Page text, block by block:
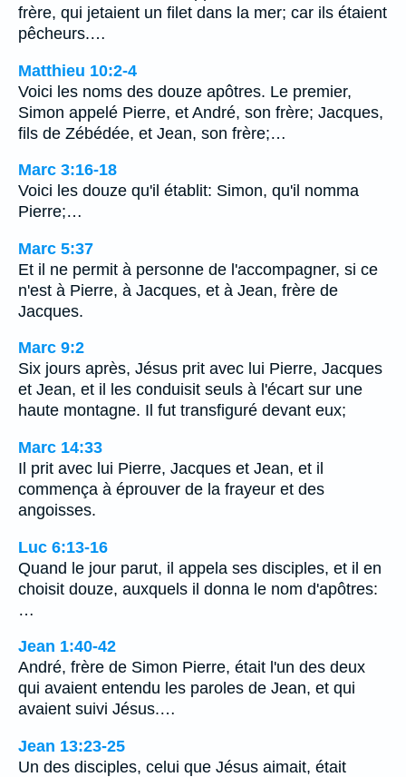
frère, qui jetaient un filet dans la mer; car ils étaient
pêcheurs.…
Matthieu 10:2-4
Voici les noms des douze apôtres. Le premier,
Simon appelé Pierre, et André, son frère; Jacques,
fils de Zébédée, et Jean, son frère;…
Marc 3:16-18
Voici les douze qu'il établit: Simon, qu'il nomma
Pierre;…
Marc 5:37
Et il ne permit à personne de l'accompagner, si ce
n'est à Pierre, à Jacques, et à Jean, frère de
Jacques.
Marc 9:2
Six jours après, Jésus prit avec lui Pierre, Jacques
et Jean, et il les conduisit seuls à l'écart sur une
haute montagne. Il fut transfiguré devant eux;
Marc 14:33
Il prit avec lui Pierre, Jacques et Jean, et il
commença à éprouver de la frayeur et des
angoisses.
Luc 6:13-16
Quand le jour parut, il appela ses disciples, et il en
choisit douze, auxquels il donna le nom d'apôtres:
…
Jean 1:40-42
André, frère de Simon Pierre, était l'un des deux
qui avaient entendu les paroles de Jean, et qui
avaient suivi Jésus.…
Jean 13:23-25
Un des disciples, celui que Jésus aimait, était